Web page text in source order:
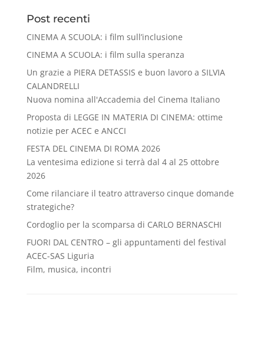
Post recenti
CINEMA A SCUOLA: i film sull’inclusione
CINEMA A SCUOLA: i film sulla speranza
Un grazie a PIERA DETASSIS e buon lavoro a SILVIA
CALANDRELLI
Nuova nomina all'Accademia del Cinema Italiano
Proposta di LEGGE IN MATERIA DI CINEMA: ottime
notizie per ACEC e ANCCI
FESTA DEL CINEMA DI ROMA 2026
La ventesima edizione si terrà dal 4 al 25 ottobre
2026
Come rilanciare il teatro attraverso cinque domande
strategiche?
Cordoglio per la scomparsa di CARLO BERNASCHI
FUORI DAL CENTRO – gli appuntamenti del festival
ACEC-SAS Liguria
Film, musica, incontri